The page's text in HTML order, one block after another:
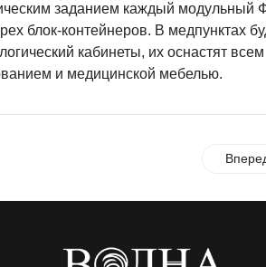
заданием каждый модульный
блок-контейнеров. В медпунктах
кабинеты, их оснастят всем
и медицинской мебелью.